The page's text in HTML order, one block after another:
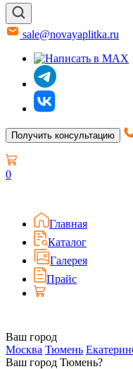
sale@novayaplitka.ru
Получить консультацию
0
Главная
Каталог
Галерея
Прайс
Ваш город
Москва Тюмень
Ваш город Тюмень?